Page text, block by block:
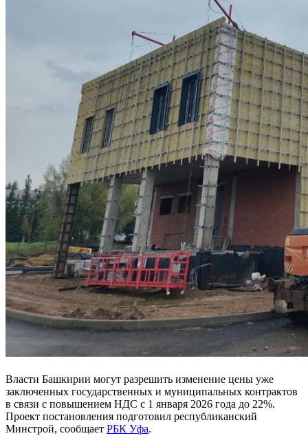
Власти Башкирии могут разрешить изменение цены уже
заключенных государственных и муниципальных контрактов
в связи с повышением НДС с 1 января 2026 года до 22%.
Проект постановления подготовил республиканский
Минстрой, сообщает РБК Уфа.